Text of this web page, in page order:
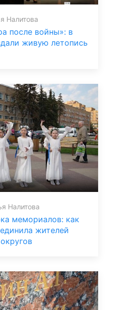
Налитова
после войны»: в
живую летопись
Налитова
мемориалов: как
жителей